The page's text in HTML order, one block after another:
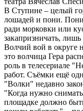
В Ступине – целый
лошадей и пони.
ради морковки или
закапризничать, лишь
Волчий вой в округе
это волчица Гера
роль в телесериале
работ. Съёмки ещё
"Волки" недавно
"Когда нужно
площадке должно